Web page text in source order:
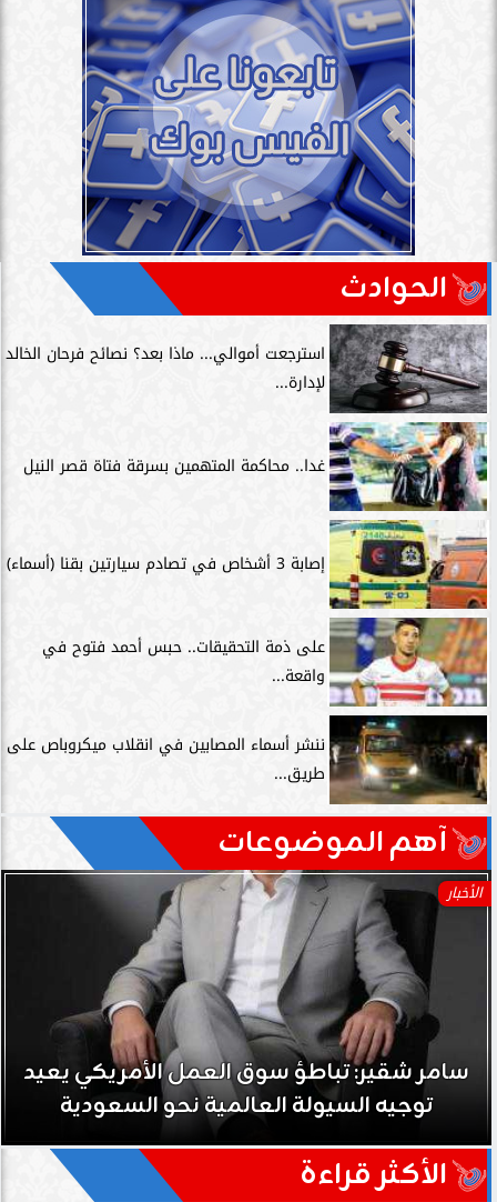
الحوادث
استرجعت أموالي... ماذا بعد؟ نصائح فرحان الخالد
لإدارة...
غدا.. محاكمة المتهمين بسرقة فتاة قصر النيل
إصابة 3 أشخاص في تصادم سيارتين بقنا (أسماء)
على ذمة التحقيقات.. حبس أحمد فتوح في
واقعة...
ننشر أسماء المصابين في انقلاب ميكروباص على
طريق...
آهم الموضوعات
الأخبار
سامر شقير: تباطؤ سوق العمل الأمريكي يعيد
توجيه السيولة العالمية نحو السعودية
الأكثر قراءة